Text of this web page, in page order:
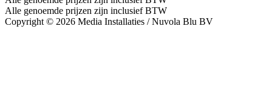
Alle genoemde prijzen zijn inclusief BTW
Copyright © 2026 Media Installaties / Nuvola Blu BV